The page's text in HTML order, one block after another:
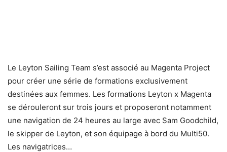
Le Leyton Sailing Team s’est associé au Magenta Project
pour créer une série de formations exclusivement
destinées aux femmes. Les formations Leyton x Magenta
se dérouleront sur trois jours et proposeront notamment
une navigation de 24 heures au large avec Sam Goodchild,
le skipper de Leyton, et son équipage à bord du Multi50.
Les navigatrices…